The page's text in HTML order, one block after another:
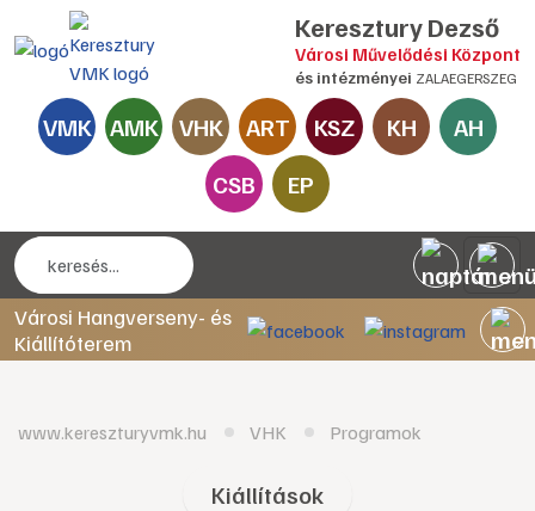
Keresztury Dezső
Városi Művelődési Központ
és intézményei ZALAEGERSZEG
VMK AMK VHK ART KSZ KH
AH
CSB
EP
Városi Hangverseny- és
Kiállítóterem
www.kereszturyvmk.hu VHK Programok
Kiállítások